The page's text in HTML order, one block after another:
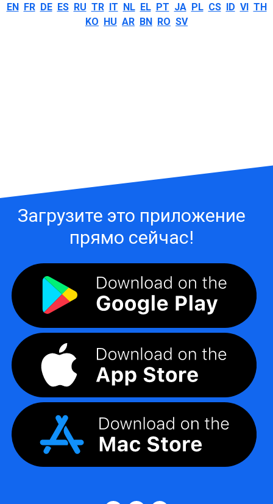
EN FR DE ES RU TR IT NL EL PT JA PL CS ID VI TH
KO HU AR BN RO SV
Загрузите это приложение
прямо сейчас!